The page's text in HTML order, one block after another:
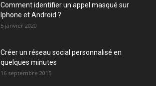
Comment identifier un appel masqué sur
Iphone et Android ?
5 janvier 2020
Créer un réseau social personnalisé en
quelques minutes
16 septembre 2015